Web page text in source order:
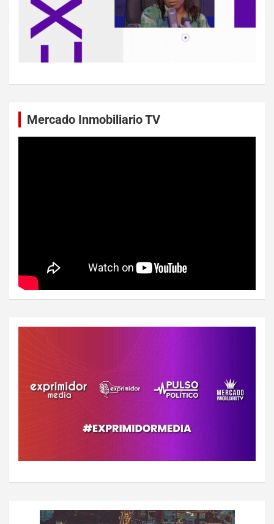
Mercado Inmobiliario TV